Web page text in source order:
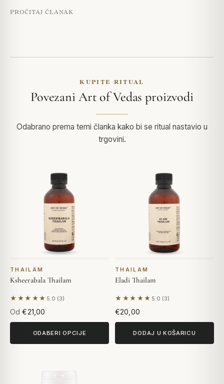
PROČITAJ ČLANAK
KUPITE RITUAL
Povezani Art of Vedas proizvodi
Odabrano prema temi članka kako bi se ritual nastavio u
trgovini.
THAILAM
Ksheerabala Thailam
★★★★★ 5.0 (3)
Na temelju 3 recenzija
Od €21,00
ODABERI OPCIJE
THAILAM
Eladi Thailam
★★★★★ 5.0 (3)
Na temelju 3 recenzija
€20,00
DODAJ U KOŠARICU